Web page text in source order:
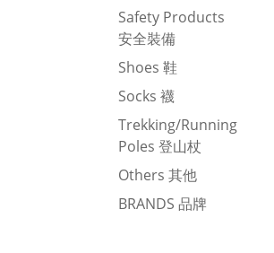
Safety Products
安全裝備
Shoes 鞋
Socks 襪
Trekking/Running
Poles 登山杖
Others 其他
BRANDS 品牌